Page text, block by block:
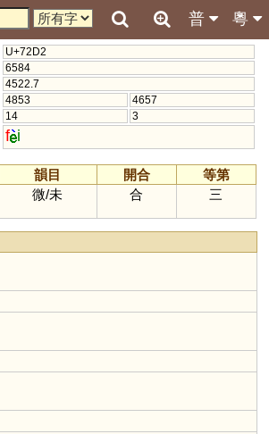
粵
普
U+72D2
6584
4522.7
4853
4657
14
3
f i
韻目 開合
等第
微/未 合 三